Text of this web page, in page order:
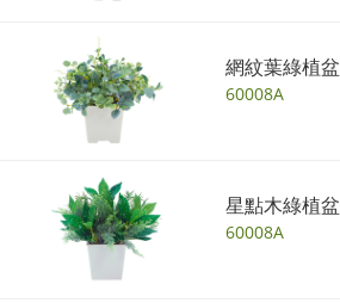
網紋葉綠植盆
60008A
星點木綠植盆
60008A